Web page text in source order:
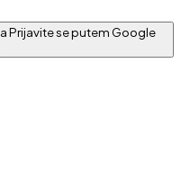
Prijavite se putem Google